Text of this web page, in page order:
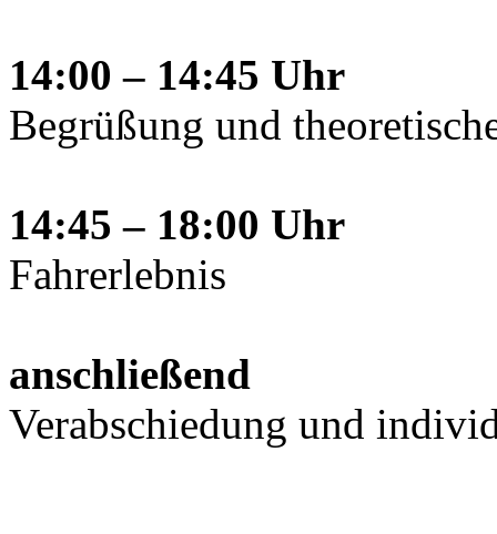
14:00 – 14:45 Uhr
Begrüßung und
14:45 – 18:00 Uhr
Fahrerlebnis
anschließend
Verabschiedung und